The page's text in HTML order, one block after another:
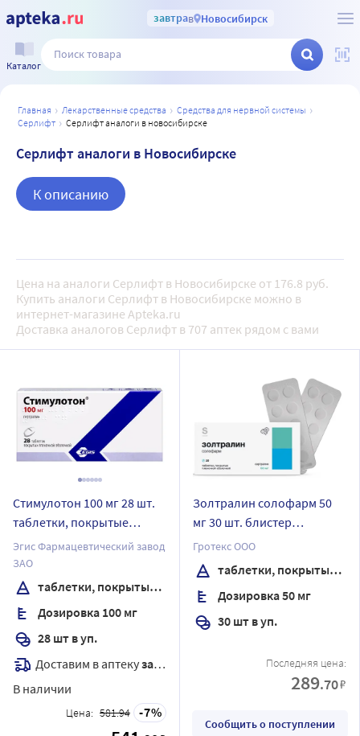
завтрав Новосибирск
Каталог
главная лекарственные средства
средства для нервной системы
серлифт
серлифт аналоги в новосибирске
Серлифт аналоги в Новосибирске
К описанию
Цена на аналоги Серлифт в Новосибирске от 176.8 руб.
Купить аналоги Серлифт в Новосибирске можно в
интернет-магазине Apteka.ru
Доставка аналогов Серлифт в 707 аптек рядом с вами
Стимулотон 100 мг 28 шт.
таблетки, покрытые
пленочной оболочкой
Эгис Фармацевтический завод
ЗАО
таблетки, покрытые пленочной оболочкой
Дозировка 100 мг
28 шт в уп.
Доставим в аптекузавтра
В наличии
Цена: 581.94 7
Золтралин солофарм 50
мг 30 шт. блистер
таблетки, покрытые
пленочной оболочкой
Гротекс ООО
таблетки, покрытые пленочной оболочкой
Дозировка 50 мг
30 шт в уп.
Последняя цена:
289.70₽
Сообщить о поступлении